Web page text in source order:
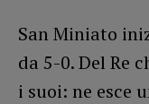
San Miniato
da 5-0. Del Re
i suoi: ne esce